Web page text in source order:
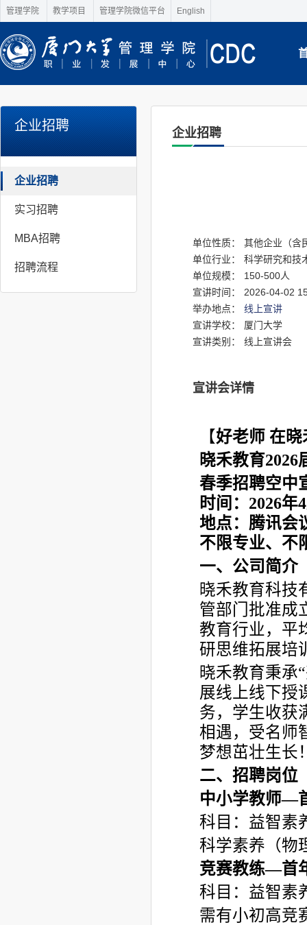
管理学院 教学项目 管理学院微信平台 English
企业招聘
企业招聘
实习招聘
MBA招聘
招聘流程
企业招聘
单位性质：
其他企业（含
单位行业：
科学研究和技
单位规模：
150-500人
宣讲时间：
2026-04-02
举办地点：
线上宣讲
宣讲学校：
厦门大学
宣讲类别：
线上宣讲会
宣讲会详情
【好老师 在晓
晓禾教育2026
春季招聘空中
时间：2026年
地点：腾讯会
不限专业、不
一、公司简介
晓禾教育科技
管部门批准成
教育行业，平
研思维拓展培
晓禾教育秉承
展线上线下授
务，学生收获
相遇，受名师
梦想茁壮生长
二、招聘岗位
中小学教师—
科目：益智素
科学素养（物
竞赛教练—首
科目：益智素
需有小初高竞